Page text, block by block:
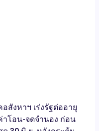
สังหาฯ เร่งรัฐต่ออายุ
าโอน-จดจำนอง ก่อน